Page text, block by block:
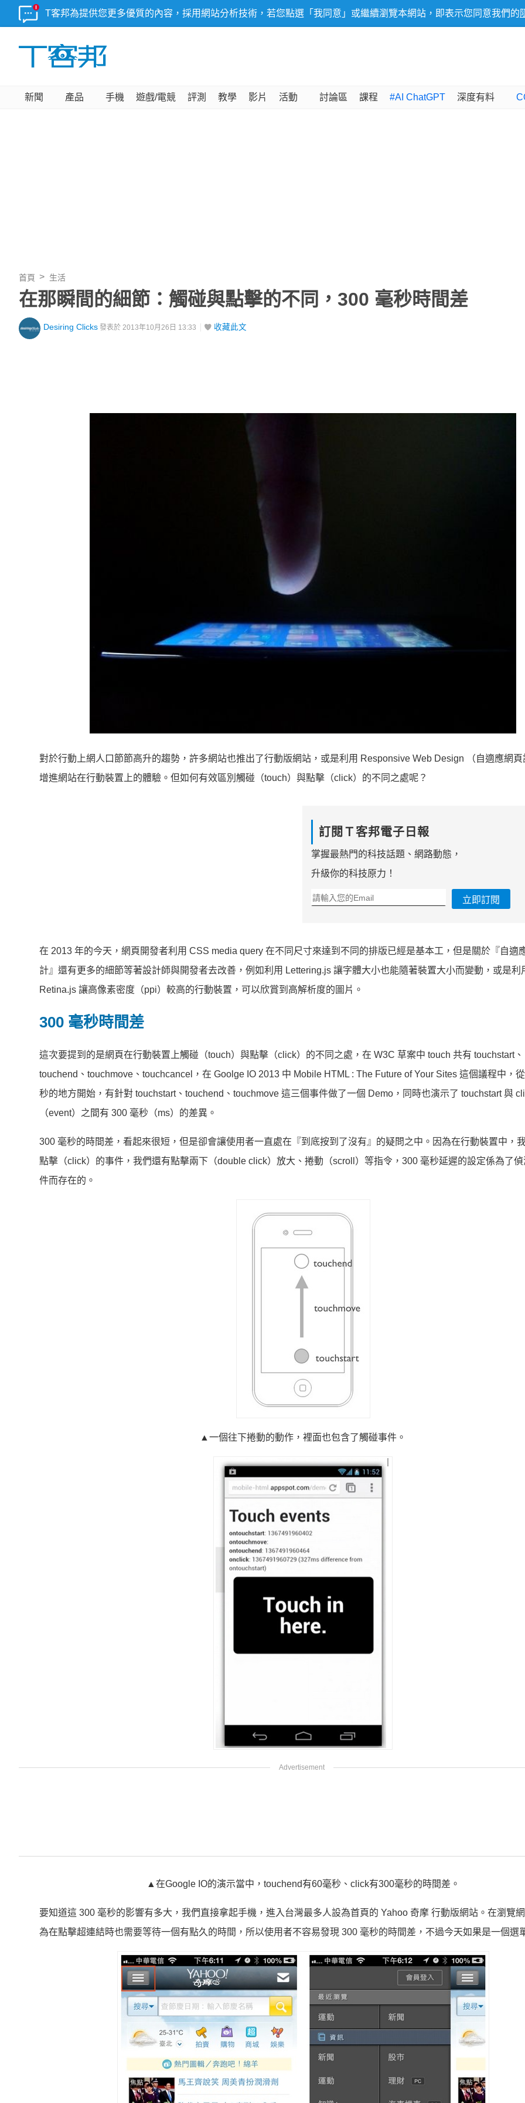
T客邦為提供您更多優質的內容，採用網站分析技術，若您點選「我同意」或繼續瀏覽本網站，即表示您同意我們的
新聞 產品 手機 遊戲/電競 評測 教學 影片 活動 討論區 課程 #AI ChatGPT 深度有料
首頁 生活
在那瞬間的細節：觸碰與點擊的不同，300 毫秒時間差
Desiring Clicks 發表於 2013年10月26日 13:33 收藏此文
對於行動上網人口節節高升的趨勢，許多網站也推出了行動版網站，或是利用 Responsive Web Design （自適應網頁
增進網站在行動裝置上的體驗。但如何有效區別觸碰（touch）與點擊（click）的不同之處呢？
訂閱Ｔ客邦電子日報
掌握最熱門的科技話題、網路動態，
升級你的科技原力！
立即訂閱
在 2013 年的今天，網頁開發者利用 CSS media query 在不同尺寸來達到不同的排版已經是基本工，但是關於『自適
計』還有更多的細節等著設計師與開發者去改善，例如利用 Lettering.js 讓字體大小也能隨著裝置大小而變動，或是利
Retina.js 讓高像素密度（ppi）較高的行動裝置，可以欣賞到高解析度的圖片。
300 毫秒時間差
這次要提到的是網頁在行動裝置上觸碰（touch）與點擊（click）的不同之處，在 W3C 草案中 touch 共有 touchstart、
touchend、touchmove、touchcancel，在 Goolge IO 2013 中 Mobile HTML : The Future of Your Sites 這個議程中，
秒的地方開始，有針對 touchstart、touchend、touchmove 這三個事件做了一個 Demo，同時也演示了 touchstart 與
（event）之間有 300 毫秒（ms）的差異。
300 毫秒的時間差，看起來很短，但是卻會讓使用者一直處在『到底按到了沒有』的疑問之中。因為在行動裝置中，
點擊（click）的事件，我們還有點擊兩下（double click）放大、捲動（scroll）等指令，300 毫秒延遲的設定係為了
件而存在的。
▲一個往下捲動的動作，裡面也包含了觸碰事件。
▲在Google IO的演示當中，touchend有60毫秒、click有300毫秒的時間差。
要知道這 300 毫秒的影響有多大，我們直接拿起手機，進入台灣最多人設為首頁的 Yahoo 奇摩 行動版網站。在瀏覽
為在點擊超連結時也需要等待一個有點久的時間，所以使用者不容易發現 300 毫秒的時間差，不過今天如果是一個選